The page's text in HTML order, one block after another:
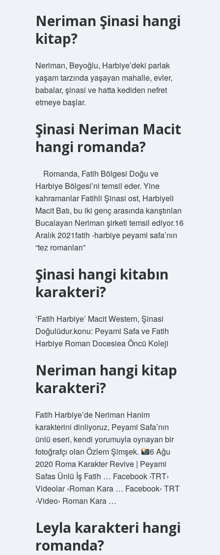
Neriman Şinasi hangi
kitap?
Neriman, Beyoğlu, Harbiye’deki parlak
yaşam tarzında yaşayan mahalle, evler,
babalar, şinasi ve hatta kediden nefret
etmeye başlar.
Şinasi Neriman Macit
hangi romanda?
⠀ Romanda, Fatih Bölgesi Doğu ve
Harbiye Bölgesi’ni temsil eder. Yine
kahramanlar Fatihli Şinasi ost, Harbiyeli
Macit Batı, bu iki genç arasında karıştırılan
Bucalayan Neriman şirketi temsil ediyor.16
Aralık 2021fatih -harbiye peyami safa’nın
“tez romanları”
Şinasi hangi kitabın
karakteri?
‘Fatih Harbiye’ Macit Western, Şinasi
Doğulüdur.konu: Peyami Safa ve Fatih
Harbiye Roman Docesiea Öncü Koleji
Neriman hangi kitap
karakteri?
Fatih Harbiye’de Neriman Hanim
karakterini dinliyoruz, Peyami Safa’nın
ünlü eseri, kendi yorumuyla oynayan bir
fotoğrafçı olan Özlem Şimşek.
6 Ağu
2020 Roma Karakter Revive | Peyami
Safas Ünlü İş Fatih … Facebook ›TRT›
Videolar ›Roman Kara … Facebook› TRT
›Video› Roman Kara …
Leyla karakteri hangi
romanda?